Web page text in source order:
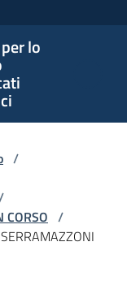
lo
/
/